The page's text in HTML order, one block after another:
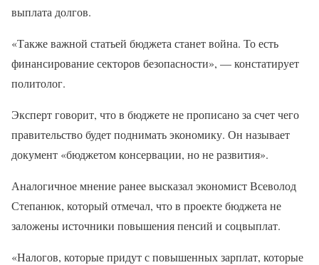
выплата долгов.
«Также важной статьей бюджета станет война. То есть
финансирование секторов безопасности», — констатирует
политолог.
Эксперт говорит, что в бюджете не прописано за счет чего
правительство будет поднимать экономику. Он называет
документ «бюджетом консервации, но не развития».
Аналогичное мнение ранее высказал экономист Всеволод
Степанюк, который отмечал, что в проекте бюджета не
заложены источники повышения пенсий и соцвыплат.
«Налогов, которые придут с повышенных зарплат, которые